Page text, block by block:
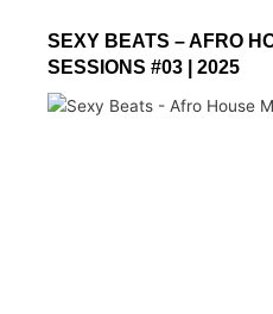
SEXY BEATS – AFRO
SESSIONS #03 | 2025